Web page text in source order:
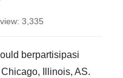
view: 3,335
berpartisipasi
Illinois, AS.